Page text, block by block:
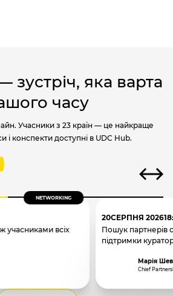
яка варта
часу
Учасники з 23 країн — це найкраще
і конспекти доступні в UDC Hub.
NETWORKING
учасниками всіх
20СЕРПНЯ 2026
Пошук партнерів
підтримки
Марія
Chief